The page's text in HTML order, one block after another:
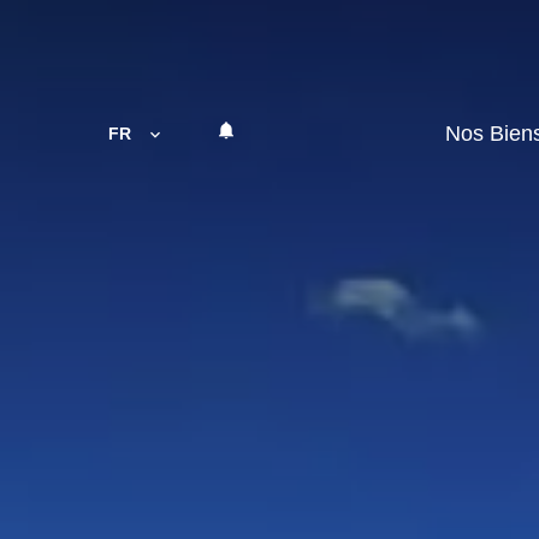
FR Nos